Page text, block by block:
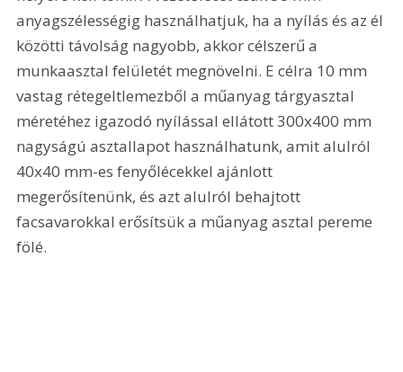
anyagszélességig használhatjuk, ha a nyílás és az él
közötti távolság nagyobb, akkor célszerű a
munkaasztal felületét megnövelni. E célra 10 mm
vastag rétegeltlemezből a műanyag tárgyasztal
méretéhez igazodó nyílással ellátott 300x400 mm
nagyságú asztallapot használhatunk, amit alulról
40x40 mm-es fenyőlécekkel ajánlott
megerősítenünk, és azt alulról behajtott
facsavarokkal erősítsük a műanyag asztal pereme
fölé.